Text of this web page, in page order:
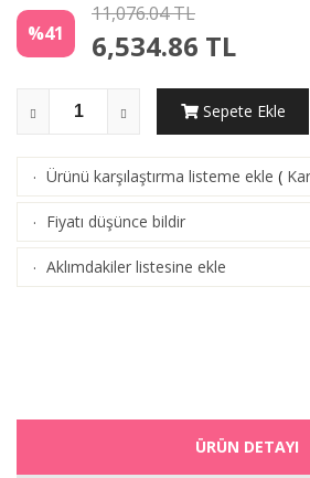
%41
11,076.04 TL
6,534.86 TL
Sepete Ekle
· Ürünü karşılaştırma listeme ekle (
· Fiyatı düşünce bildir
· Aklımdakiler listesine ekle
ÜRÜN DETAYI